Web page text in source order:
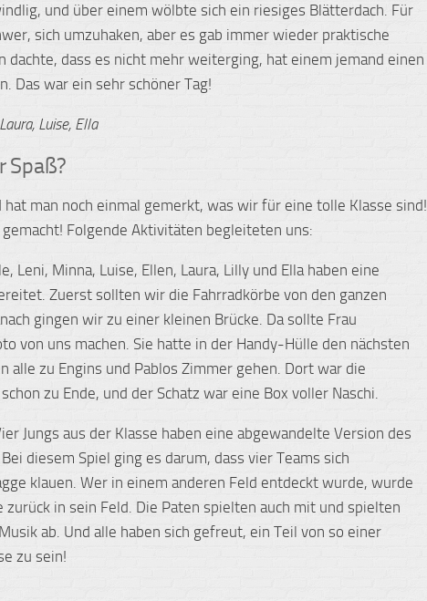
und über einem wölbte sich ein riesiges Blätterdach. Für
sich umzuhaken, aber es gab immer wieder praktische
dachte, dass es nicht mehr weiterging, hat einem jemand einen
Das war ein sehr schöner Tag!
Luise, Ella
Spaß?
man noch einmal gemerkt, was wir für eine tolle Klasse sind!
gemacht! Folgende Aktivitäten begleiteten uns:
Leni, Minna, Luise, Ellen, Laura, Lilly und Ella haben eine
Zuerst sollten wir die Fahrradkörbe von den ganzen
gingen wir zu einer kleinen Brücke. Da sollte Frau
von uns machen. Sie hatte in der Handy-Hülle den nächsten
alle zu Engins und Pablos Zimmer gehen. Dort war die
zu Ende, und der Schatz war eine Box voller Naschi.
Jungs aus der Klasse haben eine abgewandelte Version des
diesem Spiel ging es darum, dass vier Teams sich
klauen. Wer in einem anderen Feld entdeckt wurde, wurde
in sein Feld. Die Paten spielten auch mit und spielten
ab. Und alle haben sich gefreut, ein Teil von so einer
zu sein!